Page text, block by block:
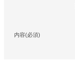
内容(必須)